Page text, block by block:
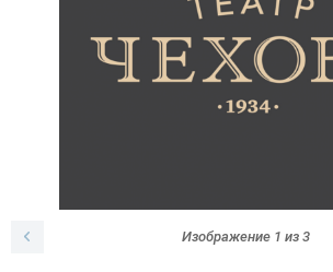
Изображение 1 из 3